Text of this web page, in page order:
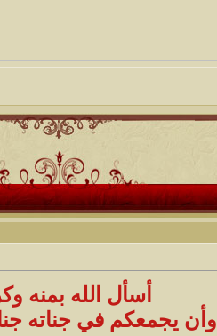
أسأل الله بمنه
وأن يجمعكم في جناته جنات النعيم00على